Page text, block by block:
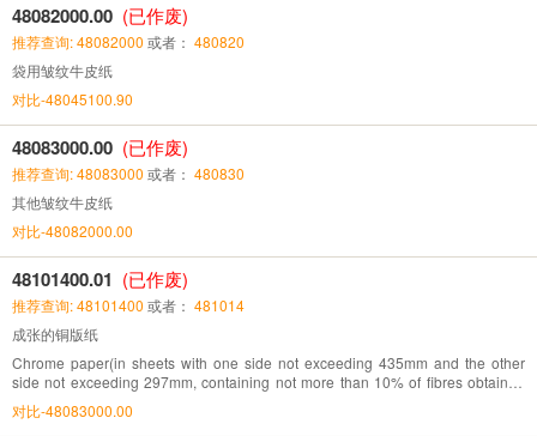
48082000.00 (已作废)
推荐查询: 48082000 或者： 480820
袋用皱纹牛皮纸
对比-48045100.90
48083000.00 (已作废)
推荐查询: 48083000 或者： 480830
其他皱纹牛皮纸
对比-48082000.00
48101400.01 (已作废)
推荐查询: 48101400 或者： 481014
成张的铜版纸
Chrome paper(in sheets with one side not exceeding 435mm and the other
side not exceeding 297mm, containing not more than 10% of fibres obtained
by mechanical or chemi- mechanical process)
对比-48083000.00